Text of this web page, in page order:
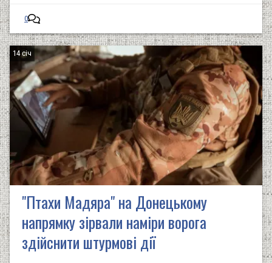
0
14 січ
"Птахи Мадяра" на Донецькому
напрямку зірвали наміри ворога
здійснити штурмові дії